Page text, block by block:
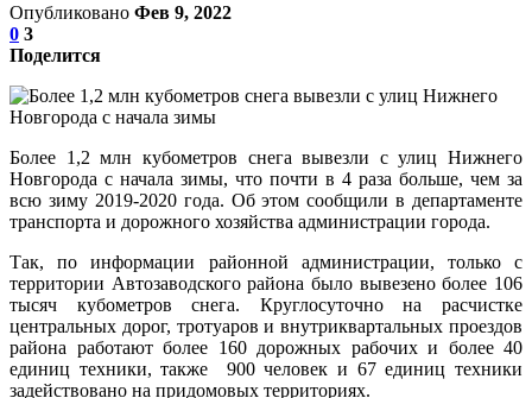
Опубликовано Фев 9, 2022
0 3
Поделится
Более 1,2 млн кубометров снега вывезли с улиц Нижнего
Новгорода с начала зимы, что почти в 4 раза больше, чем за
всю зиму 2019-2020 года. Об этом сообщили в департаменте
транспорта и дорожного хозяйства администрации города.
Так, по информации районной администрации, только с
территории Автозаводского района было вывезено более 106
тысяч кубометров снега. Круглосуточно на расчистке
центральных дорог, тротуаров и внутриквартальных проездов
района работают более 160 дорожных рабочих и более 40
единиц техники, также 900 человек и 67 единиц техники
задействовано на придомовых территориях.